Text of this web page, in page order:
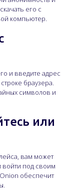
его с
компьютер.
и введите адрес
браузера.
символов и
или
вам может
войти под своим
Onion обеспечит